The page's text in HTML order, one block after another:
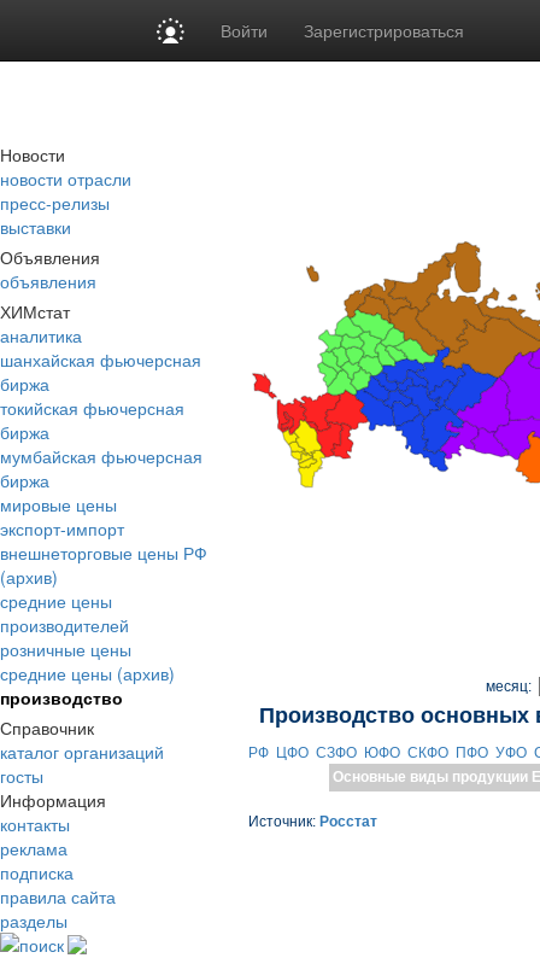
Войти Зарегистрироваться
Новости
новости отрасли
пресс-релизы
выставки
Объявления
объявления
ХИМстат
аналитика
шанхайская фьючерсная
биржа
токийская фьючерсная
биржа
мумбайская фьючерсная
биржа
мировые цены
экспорт-импорт
внешнеторговые цены РФ
(архив)
средние цены
производителей
розничные цены
средние цены (архив)
производство
Справочник
каталог организаций
госты
Информация
контакты
реклама
подписка
правила сайта
разделы
поиск
месяц:
Производство основных
РФ ЦФО СЗФО ЮФО СКФО ПФО УФО
Основные виды продукции
Источник: Росстат